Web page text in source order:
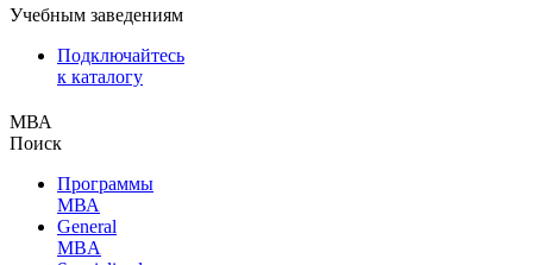
Учебным заведениям
Подключайтесь
к каталогу
МВА
Поиск
Программы
МВА
General
MBA